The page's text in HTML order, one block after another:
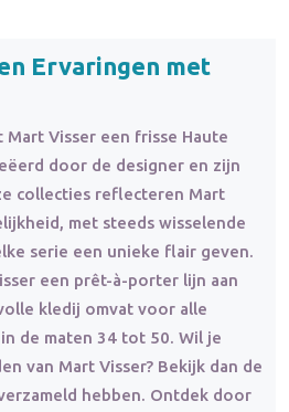
Ervaringen met
Visser een frisse Haute
door de designer en zijn
collecties reflecteren Mart
met steeds wisselende
serie een unieke flair geven.
een prêt-à-porter lijn aan
kledij omvat voor alle
de maten 34 tot 50. Wil je
van Mart Visser? Bekijk dan de
hebben. Ontdek door